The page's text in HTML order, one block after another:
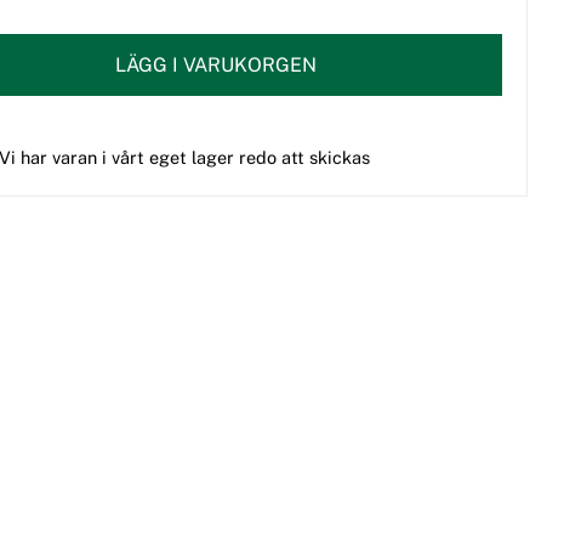
LÄGG I VARUKORGEN
har varan i vårt eget lager redo att skickas